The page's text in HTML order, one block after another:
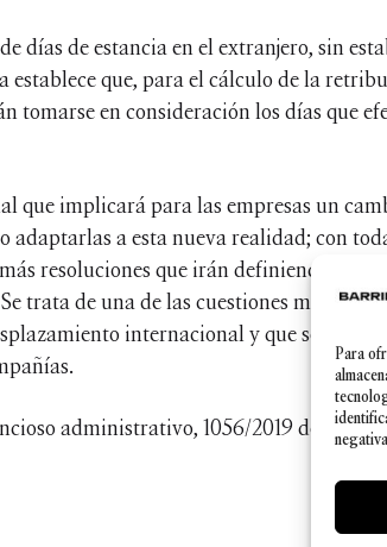
Para
días de estancia en el extranjero, sin
que, para el cálculo de la
tomarse en consideración los días que
que implicará para las empresas un
adaptarlas a esta nueva realidad; con
resoluciones que irán definiendo los
trata de una de las cuestiones más
internacional y que
administrativo, 1056/2019 de 28 de